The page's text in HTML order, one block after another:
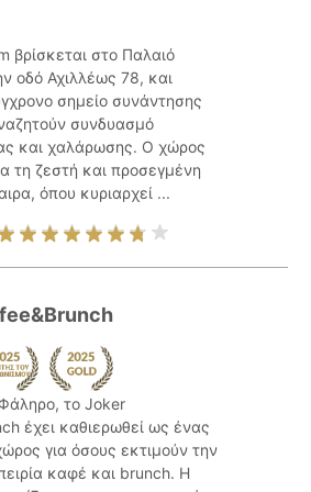
βρίσκεται στο Παλαιό
οδό Αχιλλέως 78, και
σημείο συνάντησης
συνδυασμό
και χαλάρωσης. Ο χώρος
τη ζεστή και προσεγμένη
όπου κυριαρχεί ...
το Joker
έχει καθιερωθεί ως ένας
για όσους εκτιμούν την
καφέ και brunch. Η